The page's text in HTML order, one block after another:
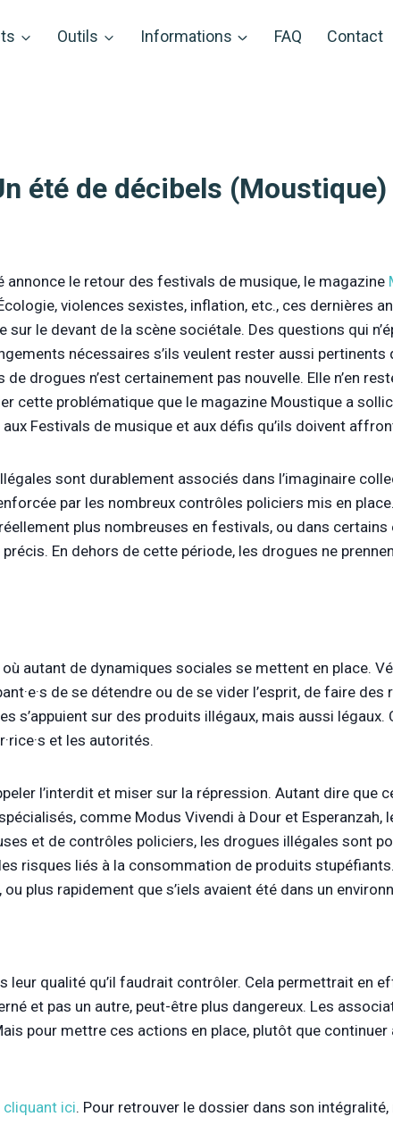
Outils Informations FAQ Contact
été de décibels (Moustique)
annonce le retour des festivals de musique, le magazine
violences sexistes, inflation, etc., ces dernières
sur le devant de la scène sociétale. Des questions qui
nécessaires s’ils veulent rester aussi pertinents
drogues n’est certainement pas nouvelle. Elle n’en
cette problématique que le magazine Moustique a
Festivals de musique et aux défis qu’ils doivent
sont durablement associés dans l’imaginaire
par les nombreux contrôles policiers mis en
plus nombreuses en festivals, ou dans certains
En dehors de cette période, les drogues ne
autant de dynamiques sociales se mettent en place.
·e·s de se détendre ou de se vider l’esprit, de faire
s’appuient sur des produits illégaux, mais aussi légaux.
·s et les autorités.
l’interdit et miser sur la répression. Autant dire que
comme Modus Vivendi à Dour et Esperanzah,
et de contrôles policiers, les drogues illégales sont
risques liés à la consommation de produits
plus rapidement que s’iels avaient été dans un
leur qualité qu’il faudrait contrôler. Cela permettrait en
et pas un autre, peut-être plus dangereux. Les
pour mettre ces actions en place, plutôt que continuer
cliquant ici. Pour retrouver le dossier dans son